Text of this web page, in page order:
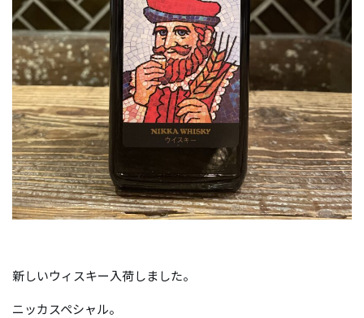
新しいウィスキー入荷しました。
ニッカスペシャル。